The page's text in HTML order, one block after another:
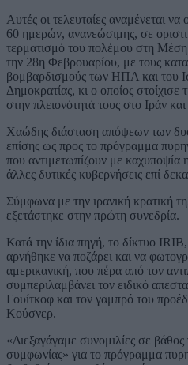
Αυτές οι τελευταίες αναμένεται
60 ημερών, ανανεώσιμης, σε
τερματισμό του πολέμου στη
την 28η Φεβρουαρίου, με τους
βομβαρδισμούς των ΗΠΑ και του
Δημοκρατίας, κι ο οποίος
στην πλειονότητά τους στο Ιράν
Χαώδης διάσταση απόψεων των
επίσης ως προς το πρόγραμμα
που αντιμετωπίζουν με καχυποψία
άλλες δυτικές κυβερνήσεις επί
Σύμφωνα με την ιρανική κρατική
εξετάστηκε στην πρώτη συνεδρία.
Κατά την ίδια πηγή, το δίκτυο
αρνήθηκε να ποζάρει και να
αμερικανική, που πέρα από τον
συμπεριλαμβάνει τον ειδικό
Γουίτκοφ και τον γαμπρό του
Κούσνερ.
«Διεξαγάγαμε συνομιλίες σε βάθος
συμφωνίας» για το πρόγραμμα